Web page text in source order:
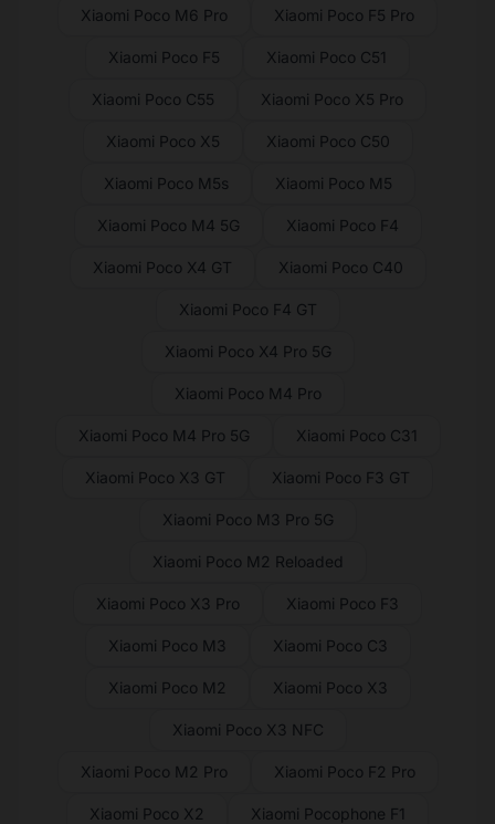
Xiaomi Poco M6 Pro Xiaomi Poco F5 Pro
Xiaomi Poco F5 Xiaomi Poco C51
Xiaomi Poco C55 Xiaomi Poco X5 Pro
Xiaomi Poco X5 Xiaomi Poco C50
Xiaomi Poco M5s Xiaomi Poco M5
Xiaomi Poco M4 5G Xiaomi Poco F4
Xiaomi Poco X4 GT Xiaomi Poco C40
Xiaomi Poco F4 GT
Xiaomi Poco X4 Pro 5G
Xiaomi Poco M4 Pro
Xiaomi Poco M4 Pro 5G Xiaomi Poco C31
Xiaomi Poco X3 GT Xiaomi Poco F3 GT
Xiaomi Poco M3 Pro 5G
Xiaomi Poco M2 Reloaded
Xiaomi Poco X3 Pro Xiaomi Poco F3
Xiaomi Poco M3 Xiaomi Poco C3
Xiaomi Poco M2 Xiaomi Poco X3
Xiaomi Poco X3 NFC
Xiaomi Poco M2 Pro Xiaomi Poco F2 Pro
Xiaomi Poco X2 Xiaomi Pocophone F1